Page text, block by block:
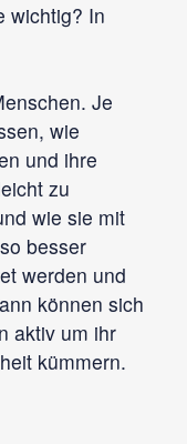
wichtig? In
Je
wie
und ihre
zu
wie sie mit
besser
werden und
können sich
aktiv um ihr
kümmern.